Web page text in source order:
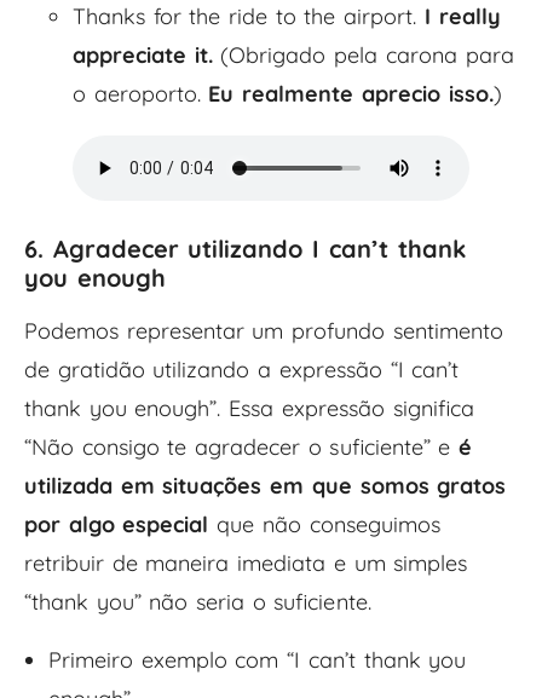
Thanks for the ride to the airport. I really
appreciate it.(Obrigado pela carona para
o aeroporto. Eu realmente aprecio isso.)
6. Agradecer utilizando I can’t thank
you enough
Podemos representar um profundo sentimento
de gratidão utilizando a expressão “I can’t
thank you enough”. Essa expressão significa
“Não consigo te agradecer o suficiente” e é
utilizada em situações em que somos gratos
por algo especial que não conseguimos
retribuir de maneira imediata e um simples
“thank you” não seria o suficiente.
Primeiro exemplo com “I can’t thank you